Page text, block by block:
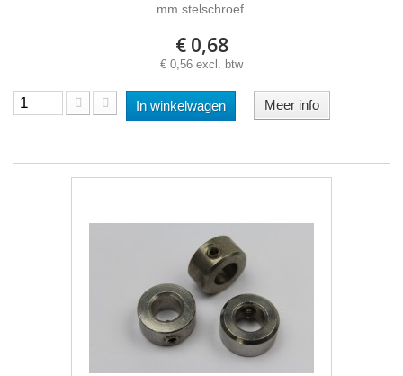
mm stelschroef.
€ 0,68
€ 0,56 excl. btw
In winkelwagen Meer info